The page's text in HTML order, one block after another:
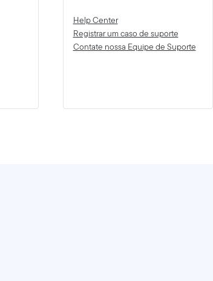
Help Center
Registrar um caso de suporte
Contate nossa Equipe de Suporte